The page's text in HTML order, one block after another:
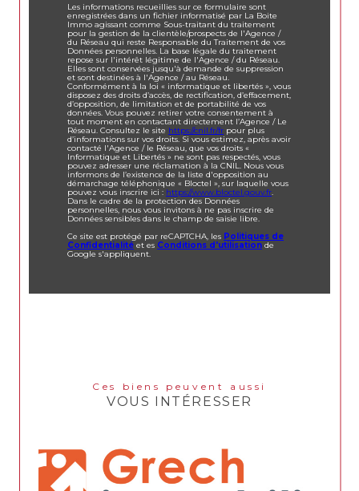
Les informations recueillies sur ce formulaire sont
enregistrées dans un fichier informatisé par La Boite
Immo agissant comme Sous-traitant du traitement
pour la gestion de la clientèle/prospects de l'Agence /
du Réseau qui reste Responsable du Traitement de vos
Données personnelles. La base légale du traitement
repose sur l'intérêt légitime de l'Agence / du Réseau.
Elles sont conservées jusqu'à demande de suppression
et sont destinées à l'Agence / au Réseau.
Conformément à la loi « informatique et libertés », vous
disposez des droits d’accès, de rectification, d’effacement,
d’opposition, de limitation et de portabilité de vos
données. Vous pouvez retirer votre consentement à
tout moment en contactant directement l’Agence / Le
Réseau. Consultez le site https://cnil.fr/fr pour plus
d’informations sur vos droits. Si vous estimez, après avoir
contacté l'Agence / le Réseau, que vos droits «
Informatique et Libertés » ne sont pas respectés, vous
pouvez adresser une réclamation à la CNIL. Nous vous
informons de l’existence de la liste d'opposition au
démarchage téléphonique « Bloctel », sur laquelle vous
pouvez vous inscrire ici : https://www.bloctel.gouv.fr
Dans le cadre de la protection des Données
personnelles, nous vous invitons à ne pas inscrire de
Données sensibles dans le champ de saisie libre.
Ce site est protégé par reCAPTCHA, les Politiques de
Confidentialité et es Conditions d'utilisation de
Google s'appliquent.
Ces biens peuvent aussi
VOUS INTÉRESSER